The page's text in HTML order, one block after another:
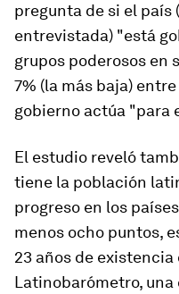
pregunta de si el país
entrevistada) "está
grupos poderosos en
7% (la más baja)
gobierno actúa "para
El estudio reveló
tiene la población
progreso en los
menos ocho puntos,
23 años de
Latinobarómetro,